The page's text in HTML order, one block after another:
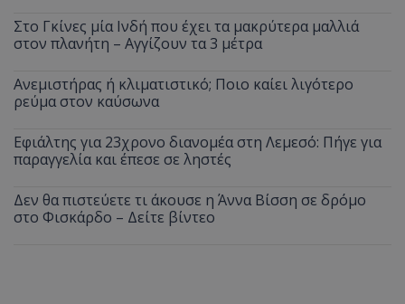
Στο Γκίνες μία Ινδή που έχει τα μακρύτερα μαλλιά
στον πλανήτη – Αγγίζουν τα 3 μέτρα
Ανεμιστήρας ή κλιματιστικό; Ποιο καίει λιγότερο
ρεύμα στον καύσωνα
Εφιάλτης για 23χρονο διανομέα στη Λεμεσό: Πήγε για
παραγγελία και έπεσε σε ληστές
Δεν θα πιστεύετε τι άκουσε η Άννα Βίσση σε δρόμο
στο Φισκάρδο – Δείτε βίντεο